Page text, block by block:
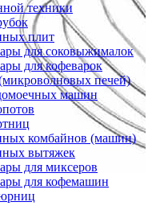
техники
плит
для соковыжималок
для кофеварок
печей)
машин
комбайнов (машин)
вытяжек
для миксеров
для кофемашин